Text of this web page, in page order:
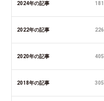
2024年の記事 181
2022年の記事 226
2020年の記事 405
2018年の記事 305